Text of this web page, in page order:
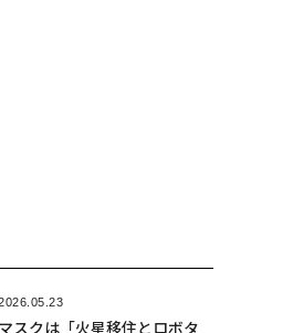
マスクは「火星移住とロボタ